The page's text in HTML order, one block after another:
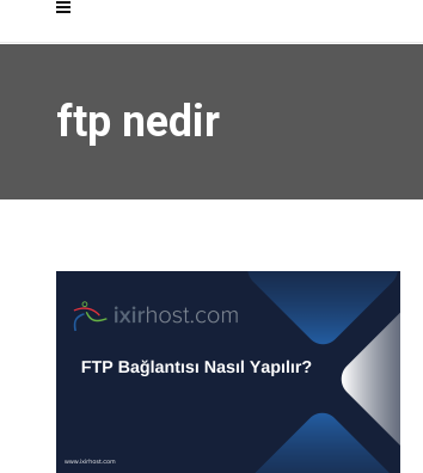
ftp nedir